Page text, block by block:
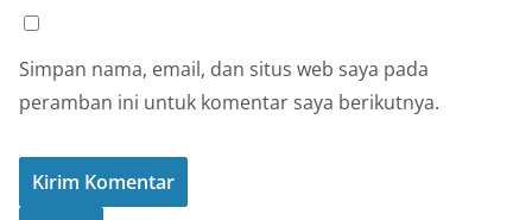
Simpan nama, email, dan situs web saya pada
peramban ini untuk komentar saya berikutnya.